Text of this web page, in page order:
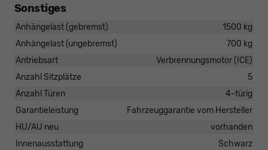
Sonstiges
Anhängelast (gebremst)
1500 kg
Anhängelast (ungebremst)
700 kg
Antriebsart
Verbrennungsmotor (ICE)
Anzahl Sitzplätze
5
Anzahl Türen
4-türig
Garantieleistung
Fahrzeuggarantie vom Hersteller
HU/AU neu
vorhanden
Innenausstattung
Schwarz